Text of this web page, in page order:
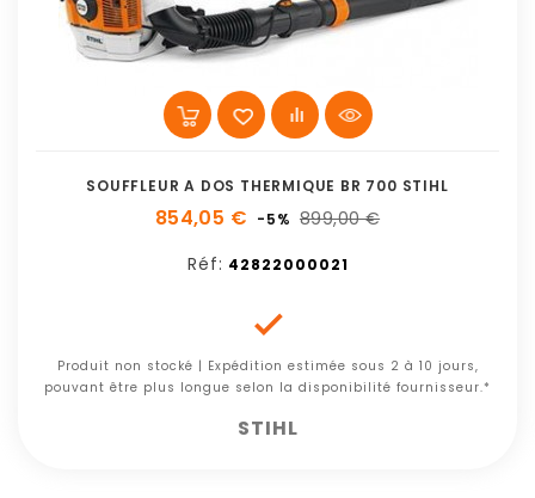
SOUFFLEUR A DOS THERMIQUE BR 700 STIHL
854,05 € -5% 899,00 €
Réf: 42822000021

Produit non stocké | Expédition estimée sous 2 à 10 jours,
pouvant être plus longue selon la disponibilité fournisseur.*
STIHL